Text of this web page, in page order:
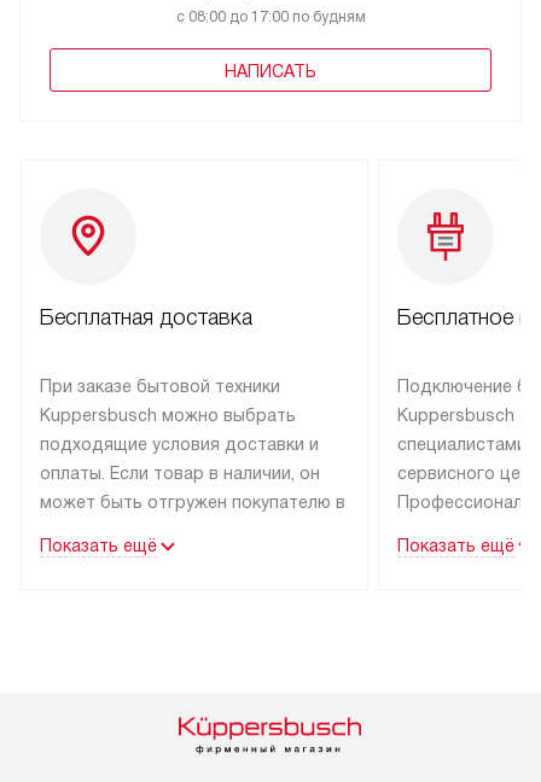
с 08:00 до 17:00 по будням
НАПИСАТЬ
Бесплатная доставка
При заказе бытовой техники
Kuppersbusch можно выбрать
подходящие условия доставки и
оплаты. Если товар в наличии, он
может быть отгружен покупателю в
специальным лейблом
Показать ещё
Бесплатное
Подключение
Kuppersbusch
специалистами
сервисного
эксплуатации
Показать ещё